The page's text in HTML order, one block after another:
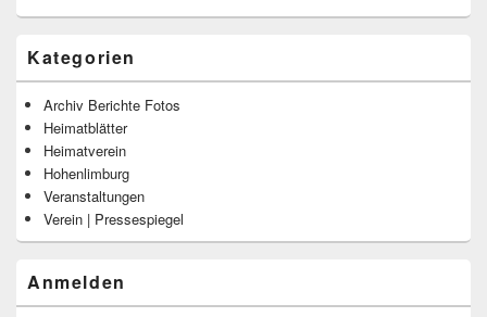
Kategorien
Archiv Berichte Fotos
Heimatblätter
Heimatverein
Hohenlimburg
Veranstaltungen
Verein | Pressespiegel
Anmelden